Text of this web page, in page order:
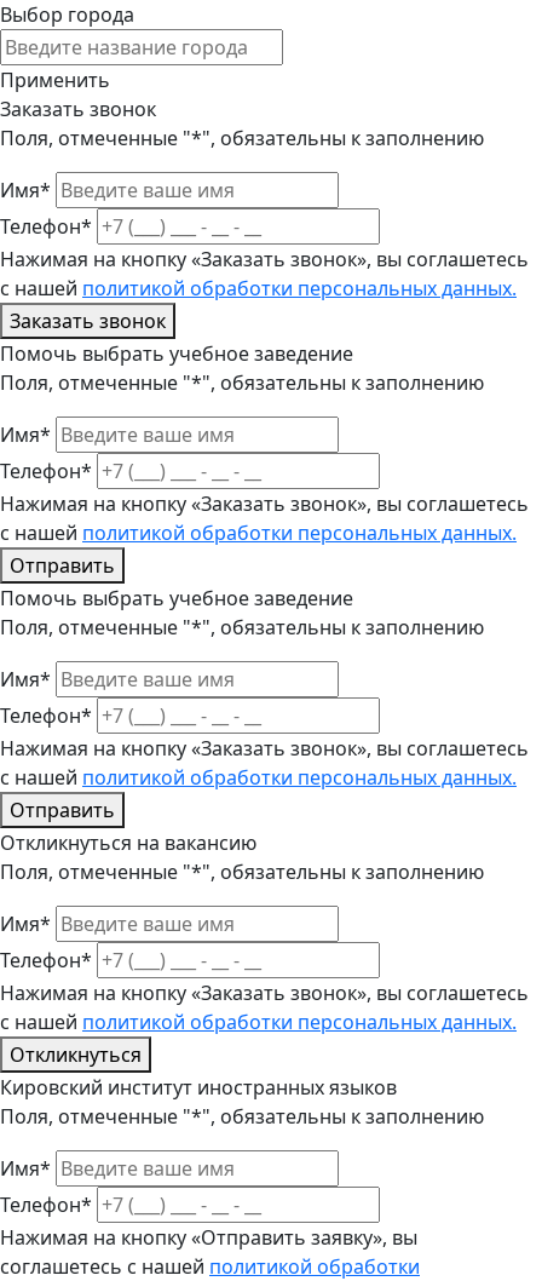
Выбор города
Применить
Заказать звонок
Поля, отмеченные "*", обязательны к заполнению
Имя*
Телефон*
Нажимая на кнопку «Заказать звонок», вы соглашетесь
с нашей политикой обработки персональных данных.
Заказать звонок
Помочь выбрать учебное заведение
Поля, отмеченные "*", обязательны к заполнению
Имя*
Телефон*
Нажимая на кнопку «Заказать звонок», вы соглашетесь
с нашей политикой обработки персональных данных.
Отправить
Помочь выбрать учебное заведение
Поля, отмеченные "*", обязательны к заполнению
Имя*
Телефон*
Нажимая на кнопку «Заказать звонок», вы соглашетесь
с нашей политикой обработки персональных данных.
Отправить
Откликнуться на вакансию
Поля, отмеченные "*", обязательны к заполнению
Имя*
Телефон*
Нажимая на кнопку «Заказать звонок», вы соглашетесь
с нашей политикой обработки персональных данных.
Откликнуться
Кировский институт иностранных языков
Поля, отмеченные "*", обязательны к заполнению
Имя*
Телефон*
Нажимая на кнопку «Отправить заявку», вы
соглашетесь с нашей политикой обработки